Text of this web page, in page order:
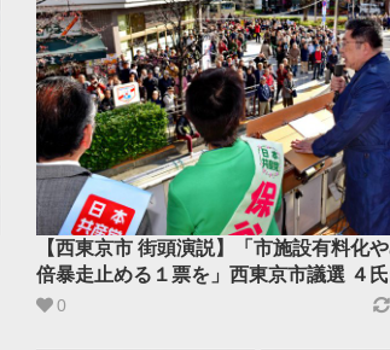
【西東京市 街頭演説】「市施設有料化
倍暴走止める１票を」西東京市議選 ４
小池晃書記局長訴え
0